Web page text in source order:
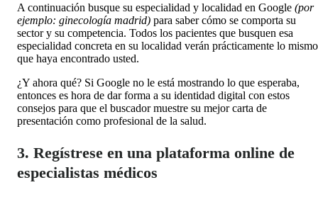
A continuación busque su especialidad y localidad en Google (por
ejemplo: ginecología madrid) para saber cómo se comporta su
sector y su competencia. Todos los pacientes que busquen esa
especialidad concreta en su localidad verán prácticamente lo mismo
que haya encontrado usted.
¿Y ahora qué? Si Google no le está mostrando lo que esperaba,
entonces es hora de dar forma a su identidad digital con estos
consejos para que el buscador muestre su mejor carta de
presentación como profesional de la salud.
3. Regístrese en una plataforma online de
especialistas médicos